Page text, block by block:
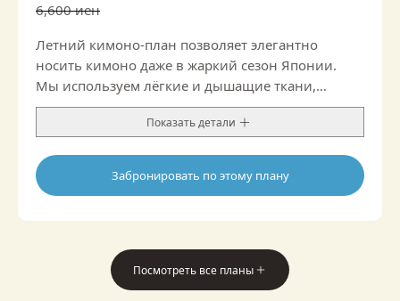
6,600 иен
Летний кимоно-план позволяет элегантно
носить кимоно даже в жаркий сезон Японии.
Мы используем лёгкие и дышащие ткани,
поэтому комплект приятно охлаждает и отлично
подходит для летних прогулок и экскурсий.
мотивы создают свежий и утончённый образ.
Сочетая традиционную красоту Японии и
стильного чаепития.
*В комплект входит полуширокий оби; наличие
опции оби нагоя зависит от магазина.
Показать детали
Забронировать по этому плану
Посмотреть все планы